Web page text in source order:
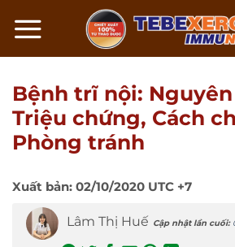
đến
Bệnh trĩ nội:
Triệu chứng, Cách
Phòng tránh
Xuất bản: 02/10/2020 UTC +7
Lâm Thị Huế Cập nhật lần cuối: